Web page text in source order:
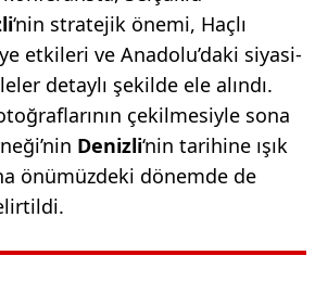
‘nin stratejik önemi, Haçlı
etkileri ve Anadolu’daki siyasi-
detaylı şekilde ele alındı.
çekilmesiyle sona
Denizli‘nin tarihine ışık
önümüzdeki dönemde de